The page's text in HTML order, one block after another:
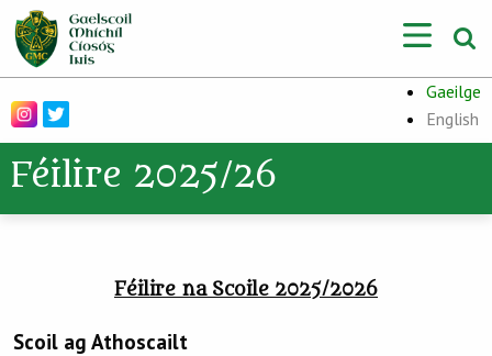
Gaeilge
English
Féilire 2025/26
Féilire na Scoile 2025/2026
Scoil ag Athoscailt